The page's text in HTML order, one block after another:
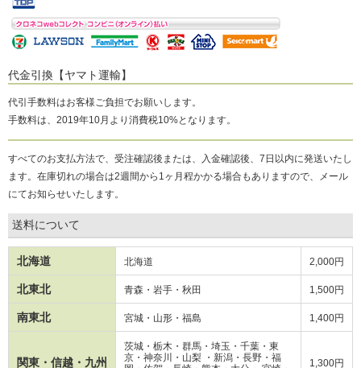
代金引換【ヤマト運輸】
代引手数料はお客様ご負担でお願いします。
手数料は、2019年10月より消費税10%となります。
すべてのお支払方法で、受注確認後または、入金確認後、7日以内に発送いたし
ます。在庫切れの場合は2週間から1ヶ月程かかる場合もありますので、メール
にてお知らせいたします。
送料について
北海道 北海道 2,000円
北東北 青森・岩手・秋田 1,500円
南東北 宮城・山形・福島 1,400円
関東・信越・九州
茨城・栃木・群馬・埼玉・千葉・東
京・神奈川・山梨 ・新潟・長野・ 福
1,300円